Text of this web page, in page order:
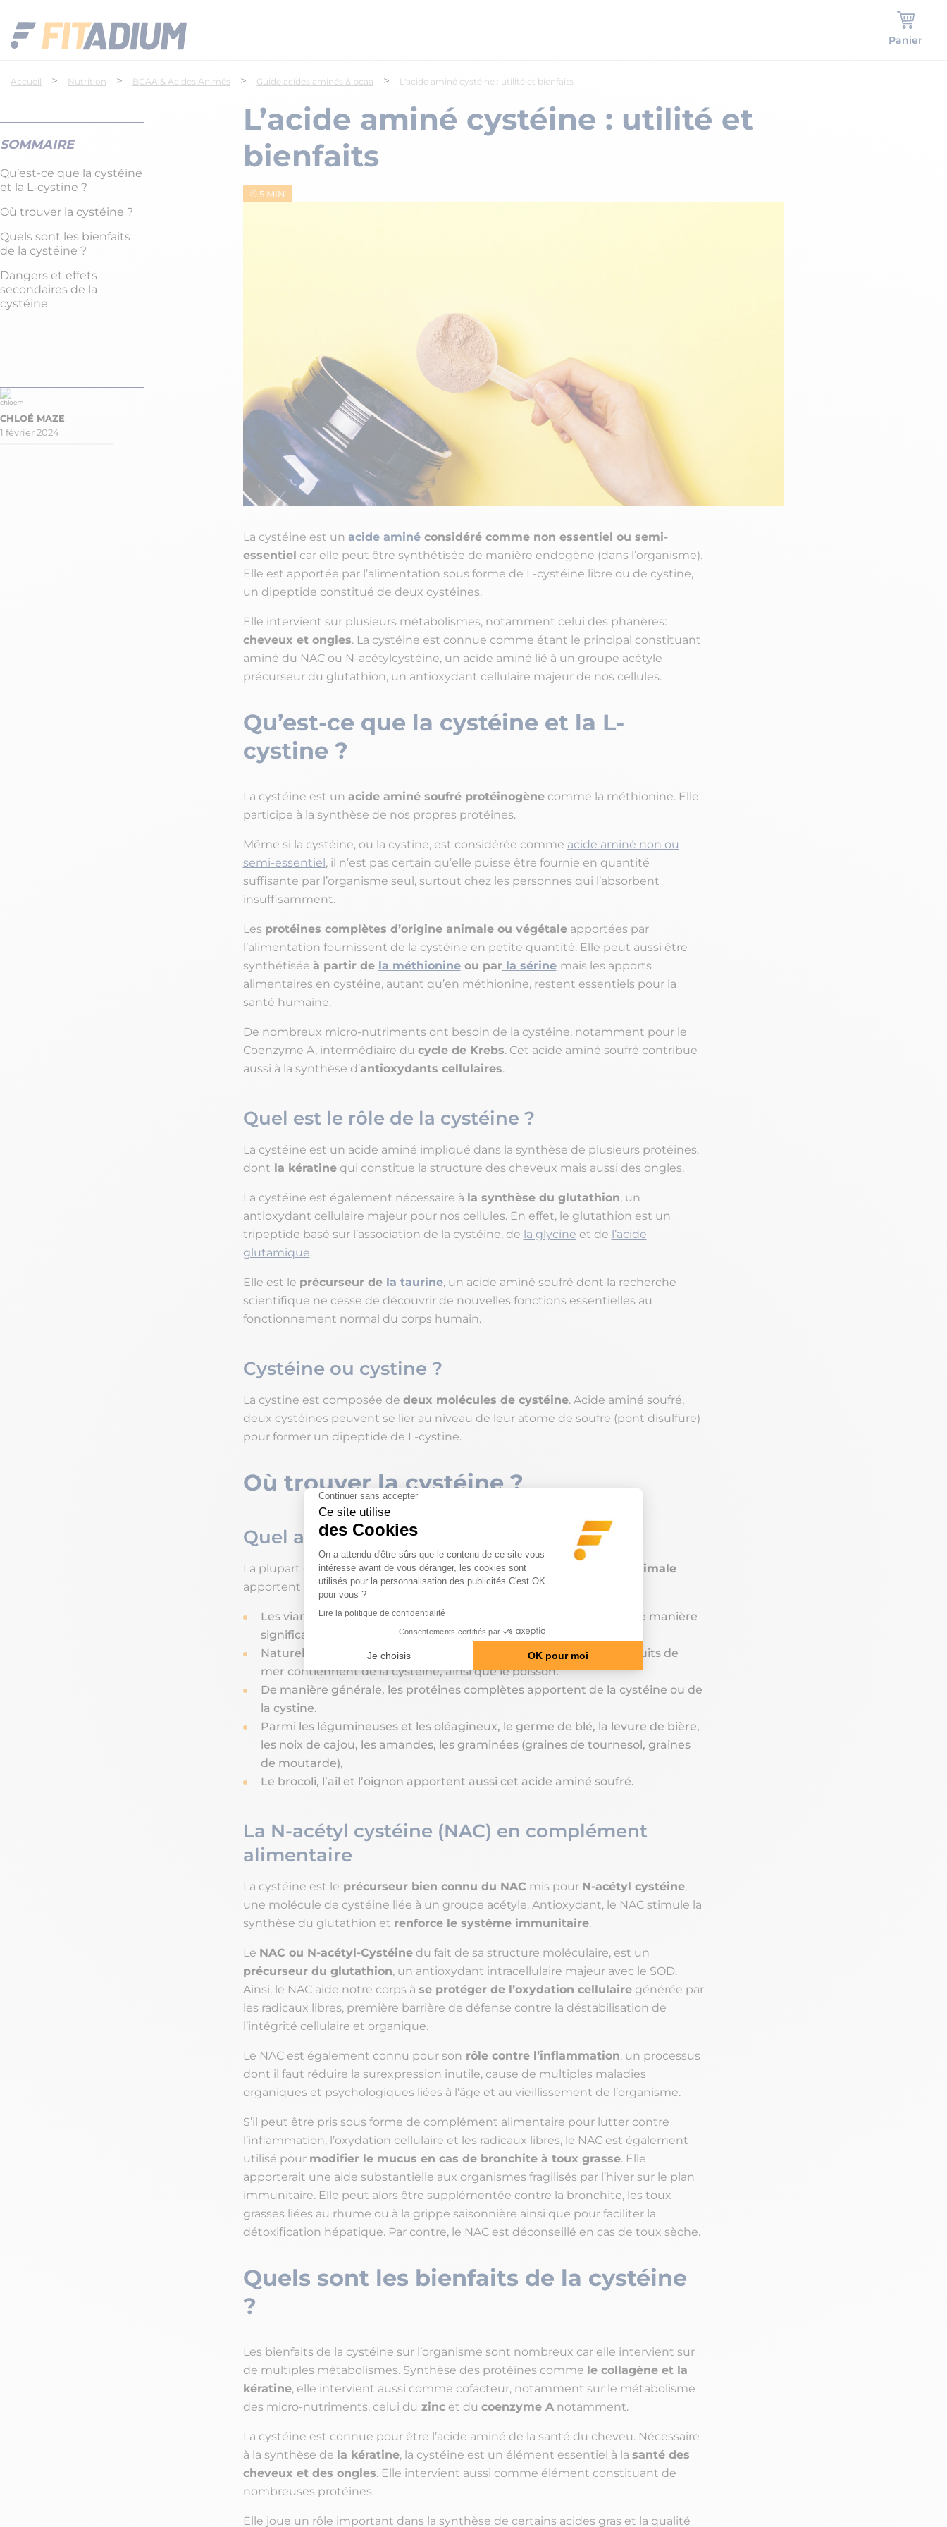
Panier
Accueil > Nutrition > BCAA & Acides Animés > Guide acides aminés & bcaa > L'acide aminé cystéine : utilité et bienfaits
SOMMAIRE
Qu’est-ce que la cystéine
et la L-cystine ?
Où trouver la cystéine ?
Quels sont les bienfaits
de la cystéine ?
Dangers et effets
secondaires de la
cystéine
1 février 2024
L’acide aminé cystéine : utilité et
bienfaits
5 MIN
La cystéine est un acide aminéconsidéré comme non essentiel ou semi-
essentiel car elle peut être synthétisée de manière endogène (dans l’organisme).
Elle est apportée par l’alimentation sous forme de L-cystéine libre ou de cystine,
un dipeptide constitué de deux cystéines.
Elle intervient sur plusieurs métabolismes, notamment celui des phanères:
cheveux et ongles. La cystéine est connue comme étant le principal constituant
aminé du NAC ou N-acétylcystéine, un acide aminé lié à un groupe acétyle
précurseur du glutathion, un antioxydant cellulaire majeur de nos cellules.
Qu’est-ce que la cystéine et la L-
cystine ?
La cystéine est un acide aminé soufré protéinogènecomme la méthionine. Elle
participe à la synthèse de nos propres protéines.
Même si la cystéine, ou la cystine, est considérée comme acide aminé non ou
semi-essentiel, il n’est pas certain qu’elle puisse être fournie en quantité
suffisante par l’organisme seul, surtout chez les personnes qui l’absorbent
insuffisamment.
Les protéines complètes d’origine animale ou végétaleapportées par
l’alimentation fournissent de la cystéine en petite quantité. Elle peut aussi être
synthétisée à partir de la méthionineou parla sérine mais les apports
alimentaires en cystéine, autant qu’en méthionine, restent essentiels pour la
santé humaine.
De nombreux micro-nutriments ont besoin de la cystéine, notamment pour le
Coenzyme A, intermédiaire du cycle de Krebs. Cet acide aminé soufré contribue
aussi à la synthèse d’antioxydants cellulaires.
Quel est le rôle de la cystéine ?
La cystéine est un acide aminé impliqué dans la synthèse de plusieurs protéines,
dont la kératinequi constitue la structure des cheveux mais aussi des ongles.
La cystéine est également nécessaire à la synthèse du glutathion, un
antioxydant cellulaire majeur pour nos cellules. En effet, le glutathion est un
tripeptide basé sur l’association de la cystéine, de la glycine et de l’acide
glutamique.
Elle est le précurseur de la taurine, un acide aminé soufré dont la recherche
scientifique ne cesse de découvrir de nouvelles fonctions essentielles au
fonctionnement normal du corps humain.
Cystéine ou cystine ?
La cystine est composée de deux molécules de cystéine. Acide aminé soufré,
deux cystéines peuvent se lier au niveau de leur atome de soufre (pont disulfure)
pour former un dipeptide de L-cystine.
Où trouver la cystéine ?
Quel aliment contient de la cystéine ?
La plupart desaliments riches en protéines d’origine végétale ou animale
apportent de la cystéine et de la cystine :
Les viandes blanches comme le poulet ou la dinde en apportent de manière
significative.
Naturellement, les oeufs, les produits laitiers, les fromages et les fruits de
mer contiennent de la cystéine, ainsi que le poisson.
De manière générale, les protéines complètes apportent de la cystéine ou de
la cystine.
Parmi les légumineuses et les oléagineux, le germe de blé, la levure de bière,
les noix de cajou, les amandes, les graminées (graines de tournesol, graines
de moutarde),
Le brocoli, l’ail et l’oignon apportent aussi cet acide aminé soufré.
La N-acétyl cystéine (NAC) en complément
alimentaire
La cystéine est le précurseur bien connu du NAC mis pour N-acétyl cystéine,
une molécule de cystéine liée à un groupe acétyle. Antioxydant, le NAC stimule la
synthèse du glutathion et renforce le système immunitaire.
Le NAC ou N-acétyl-Cystéinedu fait de sa structure moléculaire, est un
précurseur du glutathion, un antioxydant intracellulaire majeur avec le SOD.
Ainsi, le NAC aide notre corps à se protéger de l’oxydation cellulairegénérée par
les radicaux libres, première barrière de défense contre la déstabilisation de
l’intégrité cellulaire et organique.
Le NAC est également connu pour son rôle contre l’inflammation, un processus
dont il faut réduire la surexpression inutile, cause de multiples maladies
organiques et psychologiques liées à l’âge et au vieillissement de l’organisme.
S’il peut être pris sous forme de complément alimentaire pour lutter contre
l’inflammation, l’oxydation cellulaire et les radicaux libres, le NAC est également
utilisé pour modifier le mucus en cas de bronchite à toux grasse. Elle
apporterait une aide substantielle aux organismes fragilisés par l’hiver sur le plan
immunitaire. Elle peut alors être supplémentée contre la bronchite, les toux
grasses liées au rhume ou à la grippe saisonnière ainsi que pour faciliter la
détoxification hépatique. Par contre, le NAC est déconseillé en cas de toux sèche.
Quels sont les bienfaits de la cystéine
?
Les bienfaits de la cystéine sur l’organisme sont nombreux car elle intervient sur
de multiples métabolismes. Synthèse des protéines comme le collagène et la
kératine, elle intervient aussi comme cofacteur, notamment sur le métabolisme
des micro-nutriments, celui du zincet du coenzyme Anotamment.
La cystéine est connue pour être l’acide aminé de la santé du cheveu. Nécessaire
à la synthèse de la kératine, la cystéine est un élément essentiel à la santé des
cheveux et des ongles. Elle intervient aussi comme élément constituant de
nombreuses protéines.
Elle joue un rôle important dans la synthèse de certains acides gras et la qualité